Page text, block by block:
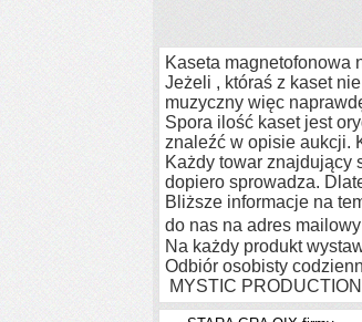
Kaseta magnetofonowa
Jeżeli , któraś z kaset
muzyczny więc
Spora ilość kaset jest
znaleźć w opisie aukcji.
Każdy towar znajdujący
dopiero sprowadza.
Bliższe informacje na
do nas na adres mailowy
Na każdy produkt
Odbiór osobisty
MYSTIC